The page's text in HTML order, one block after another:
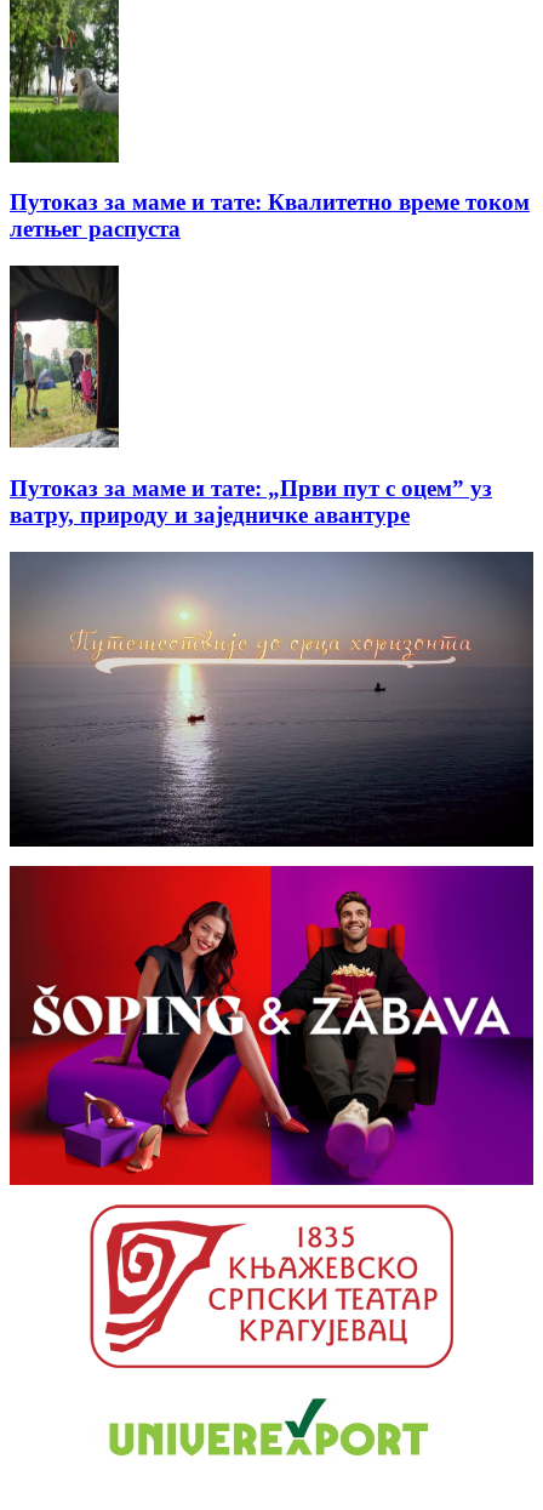
Путоказ за маме и тате: Квалитетно време током
летњег распуста
Путоказ за маме и тате: „Први пут с оцемˮ уз
ватру, природу и заједничке авантуре